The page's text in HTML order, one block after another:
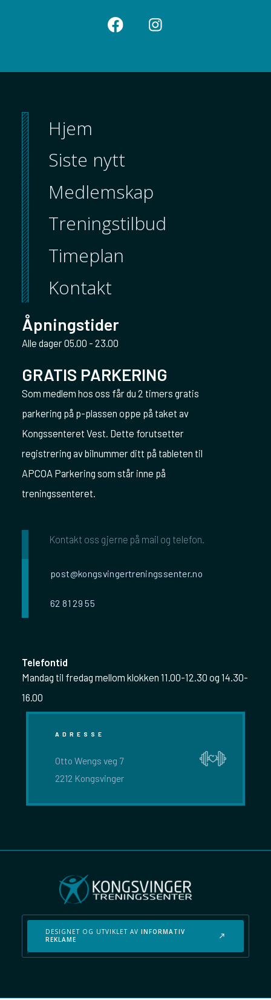
Hjem
Siste nytt
Medlemskap
Treningstilbud
Timeplan
Kontakt
Åpningstider
Alle dager 05.00 - 23.00
GRATIS PARKERING
Som medlem hos oss får du 2 timers gratis
parkering på p-plassen oppe på taket av
Kongssenteret Vest. Dette forutsetter
registrering av bilnummer ditt på tableten til
APCOA Parkering som står inne på
treningssenteret.
Kontakt oss gjerne på mail og telefon.
post@kongsvingertreningssenter.no
62 81 29 55
Telefontid
Mandag til fredag mellom klokken 11.00-12.30 og 14.30-
16.00
ADRESSE
Otto Wengs veg 7
2212 Kongsvinger
DESIGNET OG UTVIKLET AVINFORMATIV
REKLAME